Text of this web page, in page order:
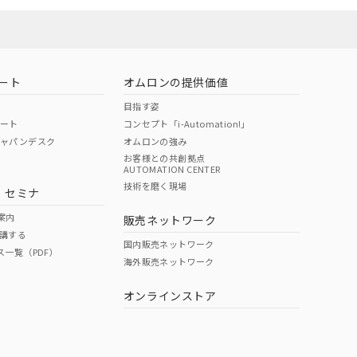
ト
ト
パンデスク
セミナ
内
する
覧（PDF）
オムロンの提供価値
目指す姿
コンセプト「i-Automation!」
オムロンの強み
お客様との共創拠点
AUTOMATION CENTER
技術を磨く現場
販売ネットワーク
国内販売ネットワーク
海外販売ネットワーク
オンラインストア